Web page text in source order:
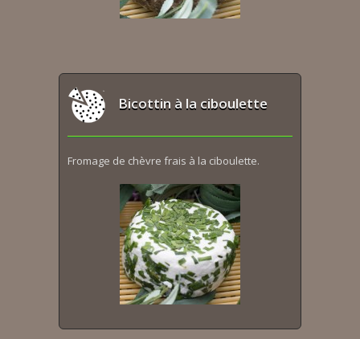
Bicottin à la ciboulette
Fromage de chèvre frais à la ciboulette.